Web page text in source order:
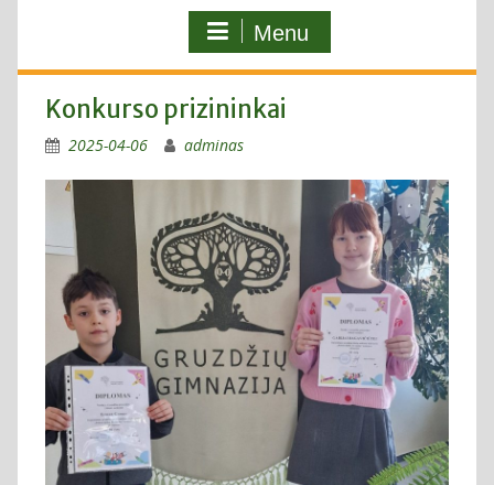
Menu
Konkurso prizininkai
2025-04-06 adminas